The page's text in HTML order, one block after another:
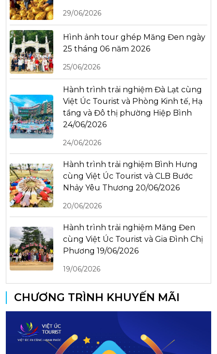
29/06/2026
Hình ảnh tour ghép Măng Đen ngày
25 tháng 06 năm 2026
25/06/2026
Hành trình trải nghiệm Đà Lạt cùng
Việt Úc Tourist và Phòng Kinh tế, Hạ
tầng và Đô thị phường Hiệp Bình
24/06/2026
24/06/2026
Hành trình trải nghiệm Bình Hưng
cùng Việt Úc Tourist và CLB Bước
Nhảy Yêu Thương 20/06/2026
20/06/2026
Hành trình trải nghiệm Măng Đen
cùng Việt Úc Tourist và Gia Đình Chị
Phương 19/06/2026
19/06/2026
CHƯƠNG TRÌNH KHUYẾN MÃI